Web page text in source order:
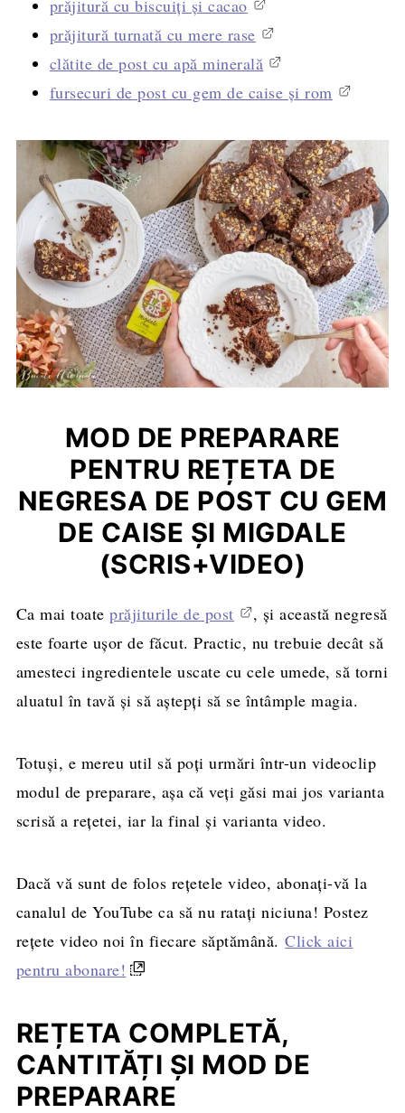
prăjitură cu biscuiți și cacao
prăjitură turnată cu mere rase
clătite de post cu apă minerală
fursecuri de post cu gem de caise și rom
MOD DE PREPARARE
PENTRU REȚETA DE
NEGRESA DE POST CU GEM
DE CAISE ȘI MIGDALE
(SCRIS+VIDEO)
Ca mai toateprăjiturile de post
, și această negresă
este foarte ușor de făcut. Practic, nu trebuie decât să
amesteci ingredientele uscate cu cele umede, să torni
aluatul în tavă și să aștepți să se întâmple magia.
Totuși, e mereu util să poți urmări într-un videoclip
modul de preparare, așa că veți găsi mai jos varianta
scrisă a rețetei, iar la final și varianta video.
Dacă vă sunt de folos rețetele video, abonați-vă la
canalul de YouTube ca să nu ratați niciuna! Postez
rețete video noi în fiecare săptămână.Click aici
pentru abonare!
REȚETA COMPLETĂ,
CANTITĂȚI ȘI MOD DE
PREPARARE